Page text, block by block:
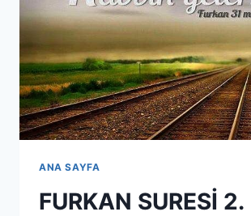
ANA SAYFA
FURKAN SURESİ 2.